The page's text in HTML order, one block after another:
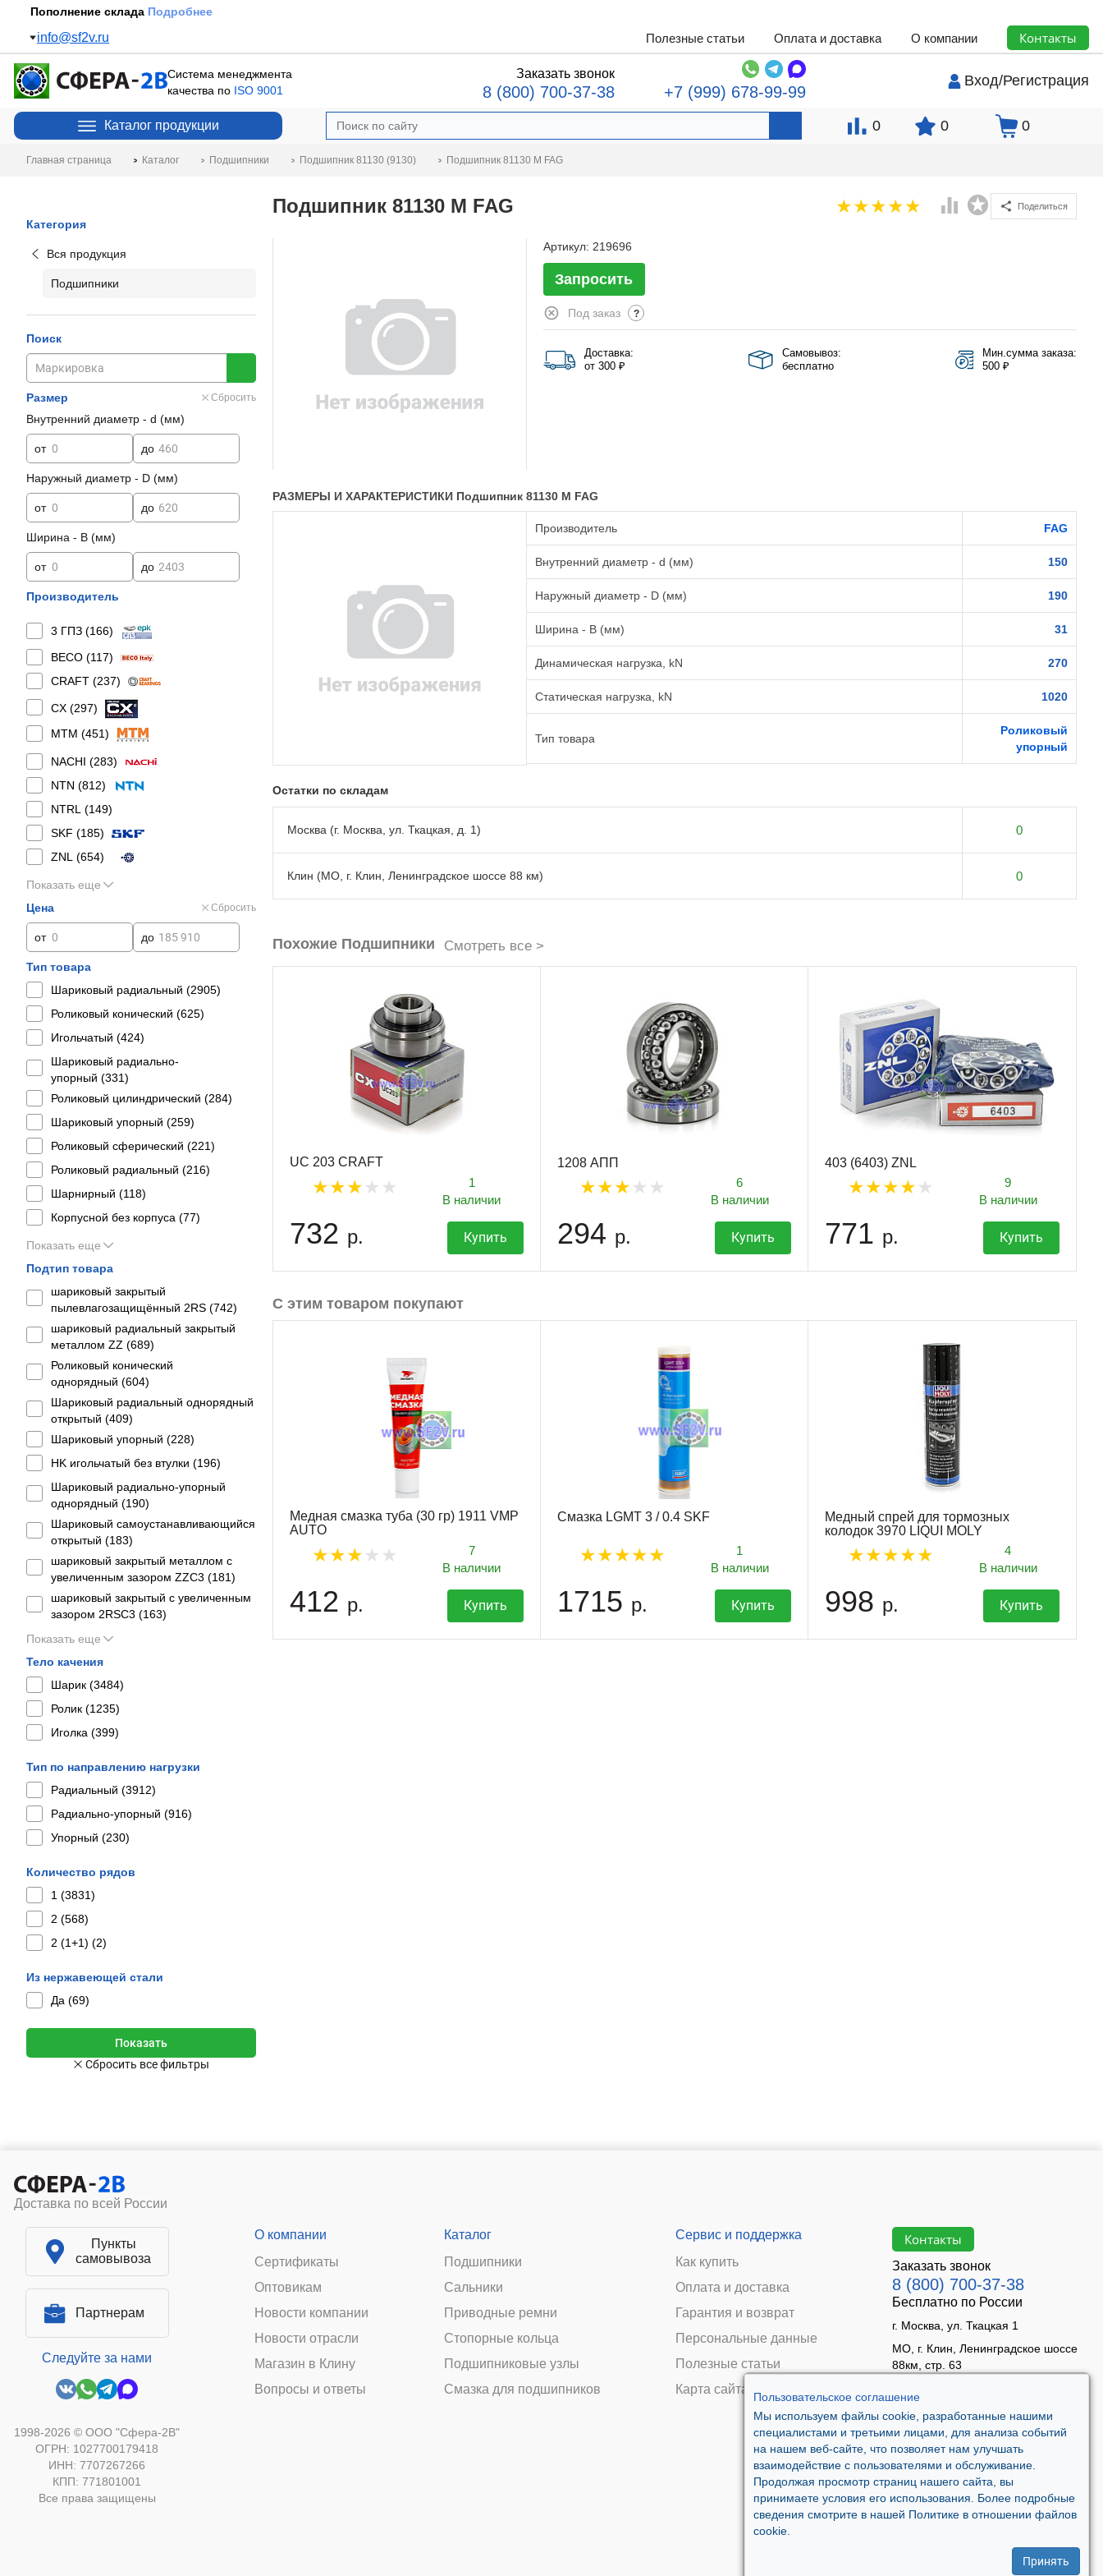
Пользовательское соглашение
Мы используем файлы cookie, разработанные нашими
специалистами и третьими лицами, для анализа событий
на нашем веб-сайте, что позволяет нам улучшать
взаимодействие с пользователями и обслуживание.
Продолжая просмотр страниц нашего сайта, вы
принимаете условия его использования. Более подробные
сведения смотрите в нашей Политике в отношении файлов
cookie.
Принять
Пополнение склада Подробнее
info@sf2v.ru Полезные статьи Оплата и доставка О компании Контакты
Система менеджмента
качества по ISO 9001
Заказать звонок
8 (800) 700-37-38 +7 (999) 678-99-99
Вход/Регистрация
Каталог продукции 0 0 0
Главная страница Каталог Подшипники Подшипник 81130 (9130) Подшипник 81130 M FAG
Категория
Вся продукция
Подшипники
Поиск
Размер Сбросить
Внутренний диаметр - d (мм)
от до
Наружный диаметр - D (мм)
от до
Ширина - B (мм)
от до
Производитель
3 ГПЗ (166)
BECO (117)
CRAFT (237)
CX (297)
MTM (451)
NACHI (283)
NTN (812)
NTRL (149)
SKF (185)
ZNL (654)
Показать еще
Цена
Сбросить
от до
Тип товара
Шариковый радиальный (2905)
Роликовый конический (625)
Игольчатый (424)
Шариковый радиально-
упорный (331)
Роликовый цилиндрический (284)
Шариковый упорный (259)
Роликовый сферический (221)
Роликовый радиальный (216)
Шарнирный (118)
Корпусной без корпуса (77)
Показать еще
Подтип товара
шариковый закрытый
пылевлагозащищённый 2RS (742)
шариковый радиальный закрытый
металлом ZZ (689)
Роликовый конический
однорядный (604)
Шариковый радиальный однорядный
открытый (409)
Шариковый упорный (228)
HK игольчатый без втулки (196)
Шариковый радиально-упорный
однорядный (190)
Шариковый самоустанавливающийся
открытый (183)
шариковый закрытый металлом с
увеличенным зазором ZZC3 (181)
шариковый закрытый с увеличенным
зазором 2RSС3 (163)
Показать еще
Тело качения
Шарик (3484)
Ролик (1235)
Иголка (399)
Тип по направлению нагрузки
Радиальный (3912)
Радиально-упорный (916)
Упорный (230)
Количество рядов
1 (3831)
2 (568)
2 (1+1) (2)
Из нержавеющей стали
Да (69)
Подшипник 81130 M FAG Поделиться
Артикул: 219696
Запросить
Под заказ ?
Доставка:
от 300 ₽
Самовывоз:
бесплатно
Мин.сумма заказа:
500 ₽
РАЗМЕРЫ И ХАРАКТЕРИСТИКИ Подшипник 81130 M FAG
Производитель FAG
Внутренний диаметр - d (мм) 150
Наружный диаметр - D (мм) 190
Ширина - B (мм) 31
Динамическая нагрузка, kN 270
Статическая нагрузка, kN 1020
Тип товара
Роликовый
упорный
Остатки по складам
Москва (г. Москва, ул. Ткацкая, д. 1) 0
Клин (МО, г. Клин, Ленинградское шоссе 88 км) 0
Похожие Подшипники Смотреть все >
UC 203 CRAFT
1
В наличии
732 р. Купить
1208 АПП
6
В наличии
294 р. Купить
403 (6403) ZNL
9
В наличии
771 р. Купить
С этим товаром покупают
Медная смазка туба (30 гр) 1911 VMP
AUTO
7
В наличии
412 р. Купить
Смазка LGMT 3 / 0.4 SKF
1
В наличии
1715 р. Купить
Медный спрей для тормозных
колодок 3970 LIQUI MOLY
4
В наличии
998 р. Купить
Доставка по всей России
Пункты
самовывоза
Партнерам
Следуйте за нами
1998-2026 © ООО "Сфера-2В"
ОГРН: 1027700179418
ИНН: 7707267266
КПП: 771801001
Все права защищены
О компании
Сертификаты
Оптовикам
Новости компании
Новости отрасли
Магазин в Клину
Вопросы и ответы
Каталог
Подшипники
Сальники
Приводные ремни
Стопорные кольца
Подшипниковые узлы
Смазка для подшипников
Сервис и поддержка
Как купить
Оплата и доставка
Гарантия и возврат
Персональные данные
Полезные статьи
Карта сайта
Контакты
Заказать звонок
8 (800) 700-37-38
Бесплатно по России
г. Москва, ул. Ткацкая 1
МО, г. Клин, Ленинградское шоссе
88км, стр. 63
Сб 10:00 - 14:00
Вс - выходной